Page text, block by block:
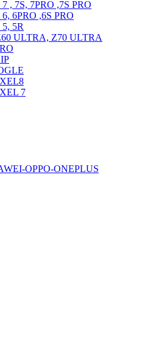
, 7S, 7PRO ,7S PRO
6PRO ,6S PRO
5R
ULTRA, Z70 ULTRA
7
OPPO-ONEPLUS